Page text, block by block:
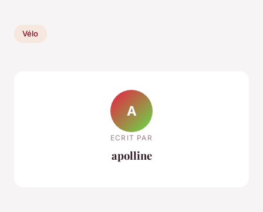
Vélo
A
ECRIT PAR
apolline